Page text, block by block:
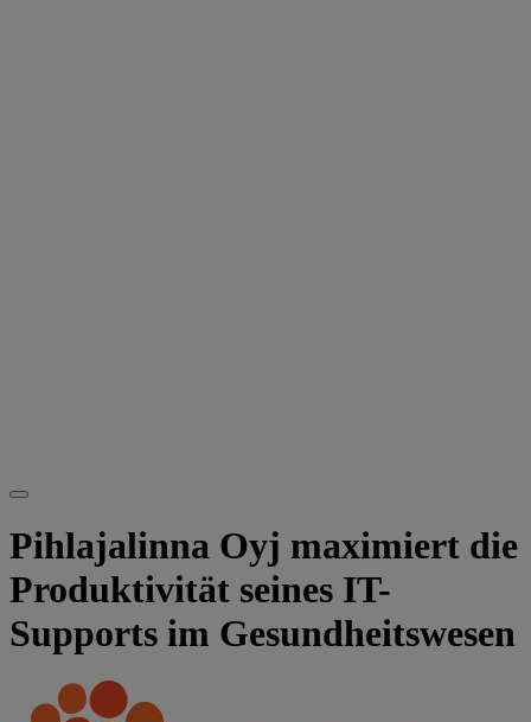
Pihlajalinna Oyj maximiert die
Produktivität seines IT-
Supports im Gesundheitswesen